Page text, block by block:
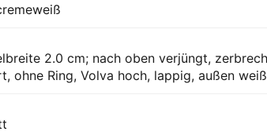
2.0 cm; nach oben verjüngt,
ohne Ring, Volva hoch, lappig, außen